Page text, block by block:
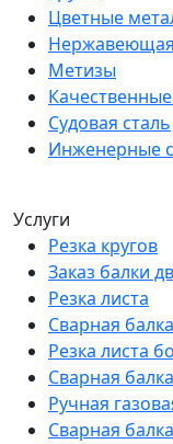
Цветные
Нержавеющая
Метизы
Судовая сталь
Инженерные
Услуги
Резка кругов
Заказ балки
Резка листа
Сварная
Резка листа
Сварная
Ручная
Сварная